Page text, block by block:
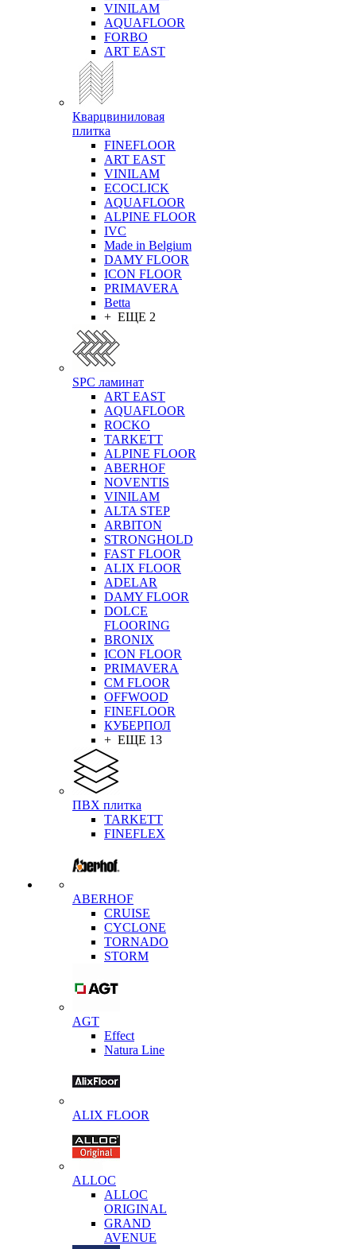
VINILAM
AQUAFLOOR
FORBO
ART EAST
Кварцвиниловая
плитка
FINEFLOOR
ART EAST
VINILAM
ECOCLICK
AQUAFLOOR
ALPINE FLOOR
IVC
Made in Belgium
DAMY FLOOR
ICON FLOOR
PRIMAVERA
Betta
+ ЕЩЕ 2
SPC ламинат
ART EAST
AQUAFLOOR
ROCKO
TARKETT
ALPINE FLOOR
ABERHOF
NOVENTIS
VINILAM
ALTA STEP
ARBITON
STRONGHOLD
FAST FLOOR
ALIX FLOOR
ADELAR
DAMY FLOOR
DOLCE
FLOORING
BRONIX
ICON FLOOR
PRIMAVERA
CM FLOOR
OFFWOOD
FINEFLOOR
КУБЕРПОЛ
+ ЕЩЕ 13
ПВХ плитка
TARKETT
FINEFLEX
ABERHOF
CRUISE
CYCLONE
TORNADO
STORM
AGT
Effect
Natura Line
ALIX FLOOR
ALLOC
ALLOC
ORIGINAL
GRAND
AVENUE